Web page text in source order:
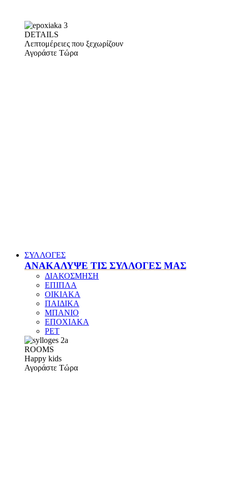
DETAILS
Λεπτομέρειες που ξεχωρίζουν
Αγοράστε Τώρα
ΣΥΛΛΟΓΕΣ
ΑΝΑΚΑΛΥΨΕ ΤΙΣ ΣΥΛΛΟΓΕΣ ΜΑΣ
ΔΙΑΚΟΣΜΗΣΗ
ΕΠΙΠΛΑ
ΟΙΚΙΑΚΑ
ΠΑΙΔΙΚΑ
ΜΠΑΝΙΟ
ΕΠΟΧΙΑΚΑ
PET
ROOMS
Happy kids
Αγοράστε Τώρα